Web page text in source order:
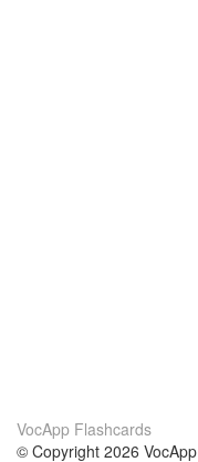
VocApp Flashcards
© Copyright 2026 VocApp